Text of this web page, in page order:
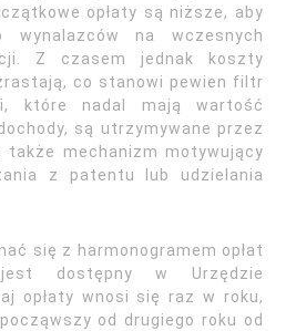
opłaty są niższe, aby
wynalazców na wczesnych
Z czasem jednak koszty
co stanowi pewien filtr
które nadal mają wartość
są utrzymywane przez
mechanizm motywujący
z patentu lub udzielania
się z harmonogramem opłat
dostępny w Urzędzie
opłaty wnosi się raz w roku,
od drugiego roku od